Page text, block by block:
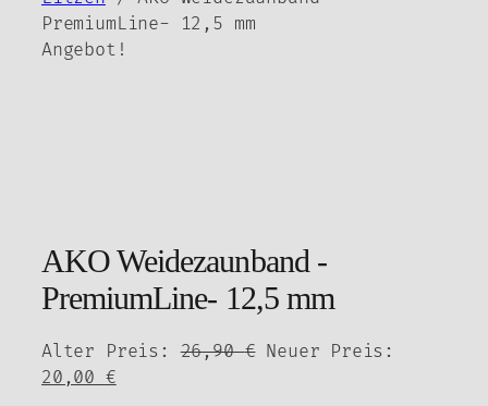
PremiumLine- 12,5 mm
Angebot!
AKO Weidezaunband -
PremiumLine- 12,5 mm
Alter Preis: 26,90€ Ursprünglicher
Neuer Preis:
20,00 €Aktueller